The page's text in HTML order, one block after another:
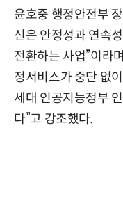
윤호중 행정안전부
신은 안정성과 연속
전환하는 사업”이라
정서비스가 중단 없
세대 인공지능정부
다”고 강조했다.